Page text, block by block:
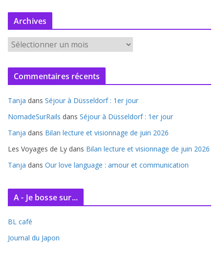
Archives
c
v
e
s
Commentaires récents
Tanja dans Séjour à Düsseldorf : 1er jour
NomadeSurRails dans Séjour à Düsseldorf : 1er jour
Tanja dans Bilan lecture et visionnage de juin 2026
Les Voyages de Ly dans Bilan lecture et visionnage de juin 2026
Tanja dans Our love language : amour et communication
A - Je bosse sur...
BL café
Journal du Japon